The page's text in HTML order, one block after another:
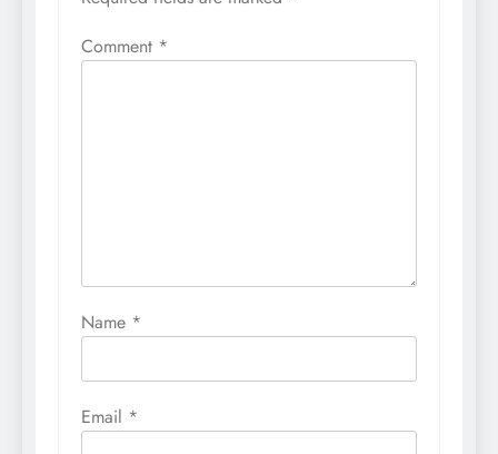
Comment *
Name *
Email *